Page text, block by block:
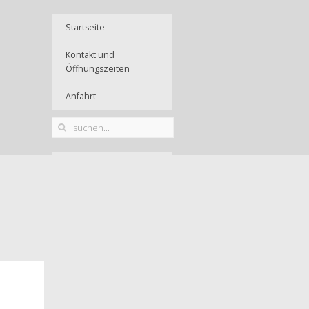
Startseite
Kontakt und
Öffnungszeiten
Anfahrt